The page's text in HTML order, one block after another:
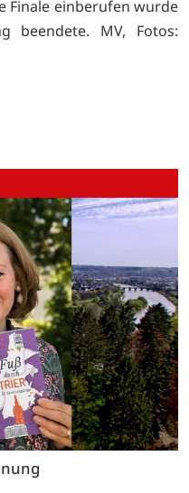
Finale einberufen wurde
beendete. MV, Fotos: